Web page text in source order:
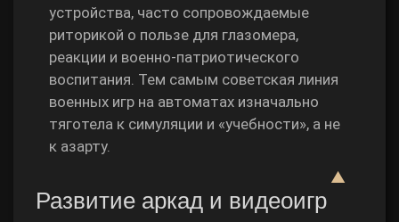
устройства, часто сопровождаемые
риторикой о пользе для глазомера,
реакции и военно‑патриотического
воспитания. Тем самым советская линия
военных игр на автоматах изначально
тяготела к симуляции и «учебности», а не
к азарту.
▲
Развитие аркад и видеоигр